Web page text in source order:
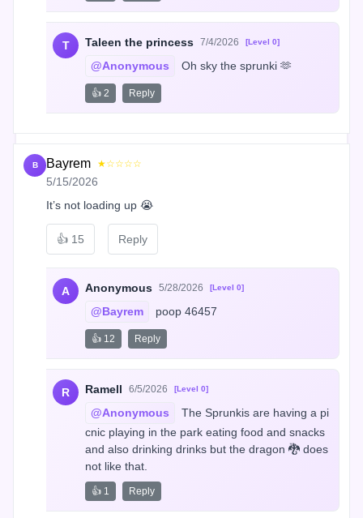
T Taleen the princess 7/4/2026 [Level 0]
@Anonymous Oh sky the sprunki 🫶
👍 2 Reply
B Bayrem ★☆☆☆☆
5/15/2026
It’s not loading up 😭
👍 15 Reply
A Anonymous 5/28/2026 [Level 0]
@Bayrem poop 46457
👍 12 Reply
R Ramell 6/5/2026 [Level 0]
@Anonymous
The Sprunkis are having a pi
cnic playing in the park eating food and snacks
and also drinking drinks but the dragon 🐉 does
not like that.
👍 1 Reply